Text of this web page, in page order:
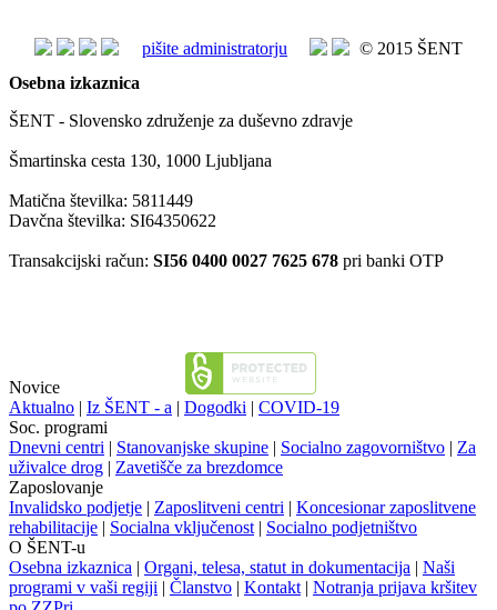
pišite administratorju
© 2015 ŠENT
Osebna izkaznica
ŠENT - Slovensko združenje za duševno zdravje
Šmartinska cesta 130, 1000 Ljubljana
Matična številka: 5811449
Davčna številka: SI64350622
Transakcijski račun: SI56 0400 0027 7625 678 pri banki OTP
Novice
Aktualno | Iz ŠENT - a | Dogodki | COVID-19
Soc. programi
Dnevni centri | Stanovanjske skupine | Socialno zagovorništvo | Za
uživalce drog | Zavetišče za brezdomce
Zaposlovanje
Invalidsko podjetje | Zaposlitveni centri | Koncesionar zaposlitvene
rehabilitacije | Socialna vključenost | Socialno podjetništvo
O ŠENT-u
Osebna izkaznica | Organi, telesa, statut in dokumentacija | Naši
programi v vaši regiji | Članstvo | Kontakt | Notranja prijava kršitev